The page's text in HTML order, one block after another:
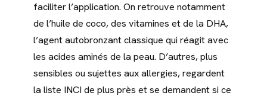
faciliter l’application. On retrouve notamment
de l’huile de coco, des vitamines et de la DHA,
l’agent autobronzant classique qui réagit avec
les acides aminés de la peau. D’autres, plus
sensibles ou sujettes aux allergies, regardent
la liste INCI de plus près et se demandent si ce